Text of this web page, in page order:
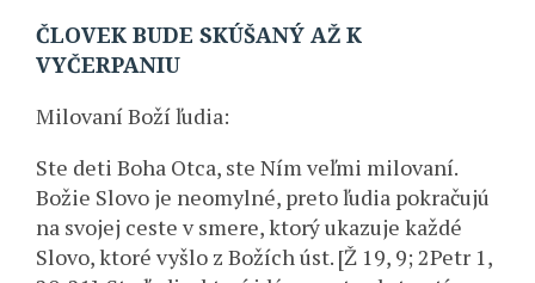
ČLOVEK BUDE SKÚŠANÝ AŽ K
VYČERPANIU
Milovaní Boží ľudia:
Ste deti Boha Otca, ste Ním veľmi milovaní.
Božie Slovo je neomylné, preto ľudia pokračujú
na svojej ceste v smere, ktorý ukazuje každé
Slovo, ktoré vyšlo z Božích úst. [Ž 19, 9; 2Petr 1,